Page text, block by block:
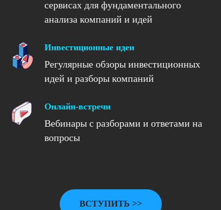
сервисах для фундаментального
анализа компаний и идей
Инвестиционные идеи
Регулярные обзоры инвестиционных
идей и разборы компаний
Онлайн-встречи
Вебинары с разборами и ответами на
вопросы
ВСТУПИТЬ >>